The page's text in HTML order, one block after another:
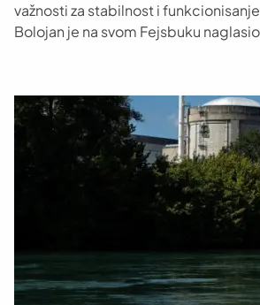
važnosti za stabilnost i
Bolojan je na svom Fejsbuku